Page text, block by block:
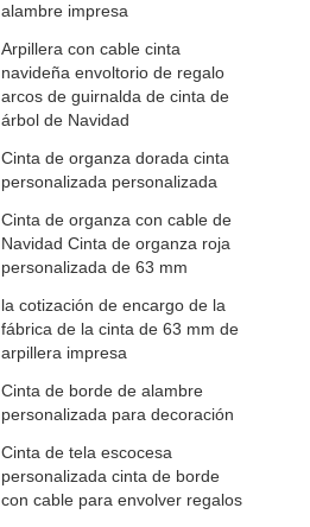
alambre impresa
Arpillera con cable cinta
navideña envoltorio de regalo
arcos de guirnalda de cinta de
árbol de Navidad
Cinta de organza dorada cinta
personalizada personalizada
Cinta de organza con cable de
Navidad Cinta de organza roja
personalizada de 63 mm
la cotización de encargo de la
fábrica de la cinta de 63 mm de
arpillera impresa
Cinta de borde de alambre
personalizada para decoración
Cinta de tela escocesa
personalizada cinta de borde
con cable para envolver regalos